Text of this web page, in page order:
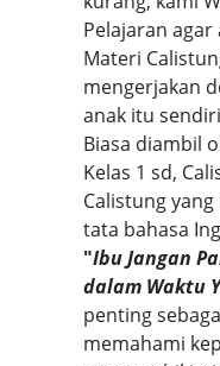
Pelajaran
Materi
mengerjakan
anak itu
Biasa diambil
Kelas 1 sd,
Calistung
tata bahasa
"Ibu Jangan
dalam Waktu
penting
memahami